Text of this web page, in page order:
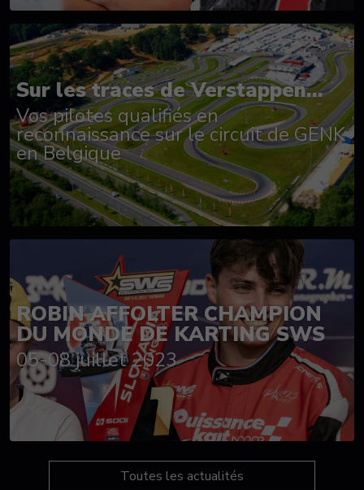
Sur les traces de Verstappen...
Vos pilotes qualifiés en
reconnaissance sur le circuit de GENK
en Belgique
ROBIN AFFOLTER CHAMPION
DU MONDE DE KARTING SWS
05-08 juillet 2023
Toutes les actualités